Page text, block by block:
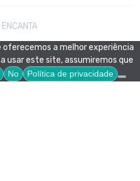
ENCANTA
a melhor experiência
usar este site, assumiremos que
No Política de privacidade